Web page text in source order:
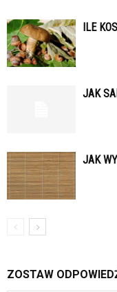
ILE
JAK
JAK
ZOSTAW